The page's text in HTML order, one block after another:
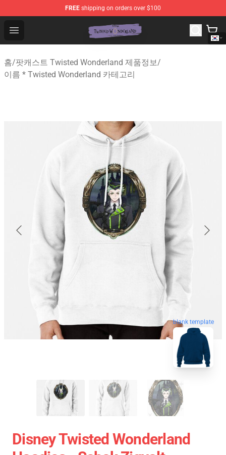
FREE shipping on orders over $100
Open menu
Twisted Wonderland Store - Official Twisted
홈/팟캐스트 Twisted Wonderland 제품정보/
이름 * Twisted Wonderland 카테고리
blank template
Disney Twisted Wonderland